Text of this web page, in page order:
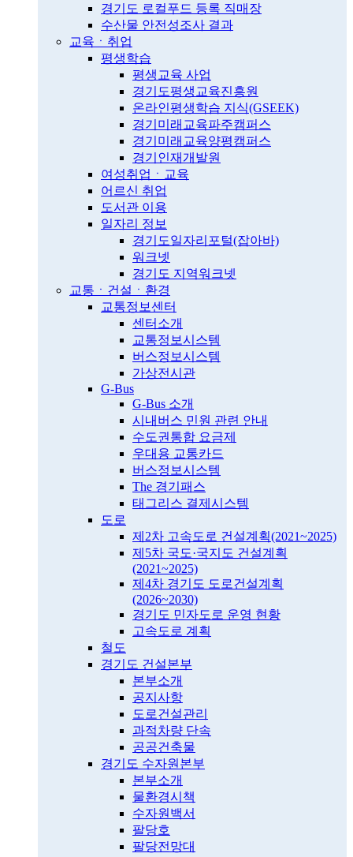
경기도 로컬푸드 등록 직매장
수산물 안전성조사 결과
교육ㆍ취업
평생학습
평생교육 사업
경기도평생교육진흥원
온라인평생학습 지식(GSEEK)
경기미래교육파주캠퍼스
경기미래교육양평캠퍼스
경기인재개발원
여성취업ㆍ교육
어르신 취업
도서관 이용
일자리 정보
경기도일자리포털(잡아바)
워크넷
경기도 지역워크넷
교통ㆍ건설ㆍ환경
교통정보센터
센터소개
교통정보시스템
버스정보시스템
가상전시관
G-Bus
G-Bus 소개
시내버스 민원 관련 안내
수도권통합 요금제
우대용 교통카드
버스정보시스템
The 경기패스
태그리스 결제시스템
도로
제2차 고속도로 건설계획(2021~2025)
제5차 국도·국지도 건설계획
(2021~2025)
제4차 경기도 도로건설계획
(2026~2030)
경기도 민자도로 운영 현황
고속도로 계획
철도
경기도 건설본부
본부소개
공지사항
도로건설관리
과적차량 단속
공공건축물
경기도 수자원본부
본부소개
물환경시책
수자원백서
팔당호
팔당전망대